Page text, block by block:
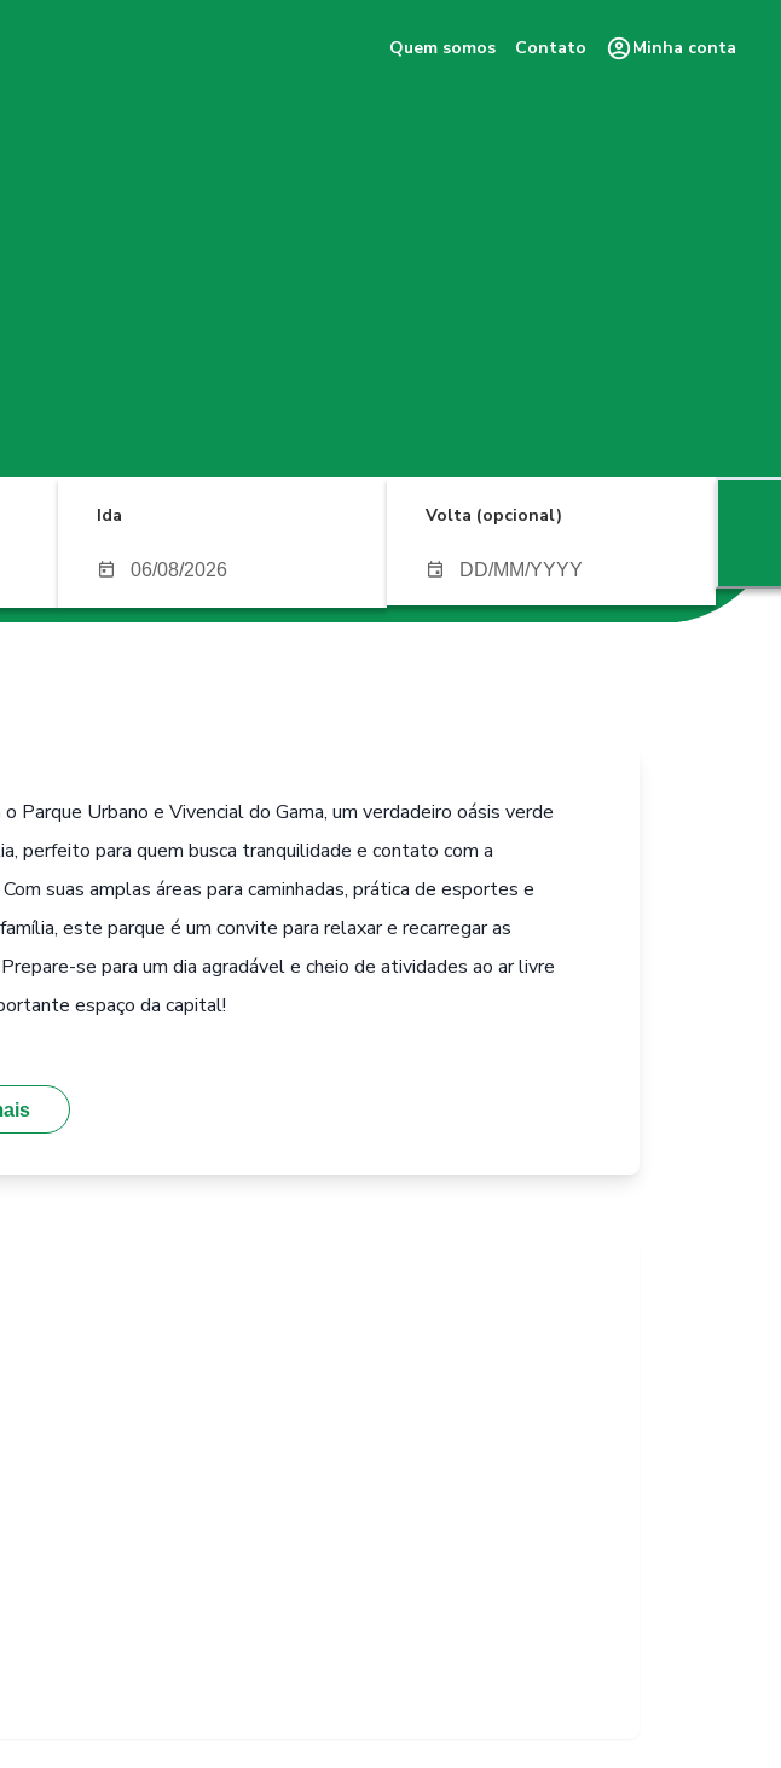
Quem somos Contato Minha conta
Ida Volta (opcional)
o Parque Urbano e Vivencial do Gama, um verdadeiro oásis verde
perfeito para quem busca tranquilidade e contato com a
suas amplas áreas para caminhadas, prática de esportes e
este parque é um convite para relaxar e recarregar as
se para um dia agradável e cheio de atividades ao ar livre
espaço da capital!